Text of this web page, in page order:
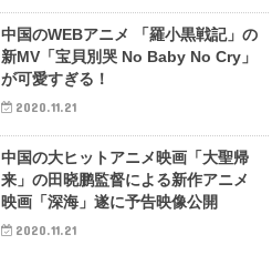
中国のWEBアニメ 「羅小黒戦記」の
新MV「宝貝別哭 No Baby No Cry」
が可愛すぎる！
2020.11.21
中国の大ヒットアニメ映画「大聖帰
来」の田晓鹏監督による新作アニメ
映画「深海」遂に予告映像公開
2020.11.21